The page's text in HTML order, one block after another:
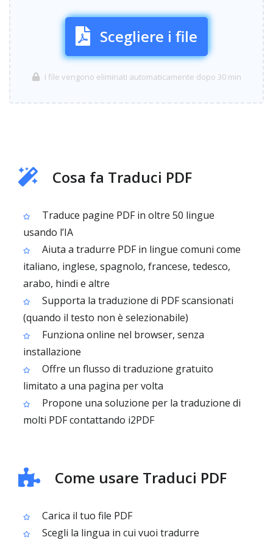
Scegliere i file
I file vengono eliminati automaticamente dopo 30 min
Cosa fa Traduci PDF
Traduce pagine PDF in oltre 50 lingue
usando l’IA
Aiuta a tradurre PDF in lingue comuni come
italiano, inglese, spagnolo, francese, tedesco,
arabo, hindi e altre
Supporta la traduzione di PDF scansionati
(quando il testo non è selezionabile)
Funziona online nel browser, senza
installazione
Offre un flusso di traduzione gratuito
limitato a una pagina per volta
Propone una soluzione per la traduzione di
molti PDF contattando i2PDF
Come usare Traduci PDF
Carica il tuo file PDF
Scegli la lingua in cui vuoi tradurre